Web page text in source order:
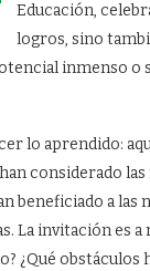
Educación,
logros, sino
inmenso o
lo aprendido:
considerado
beneficiado a las
La invitación es
¿Qué